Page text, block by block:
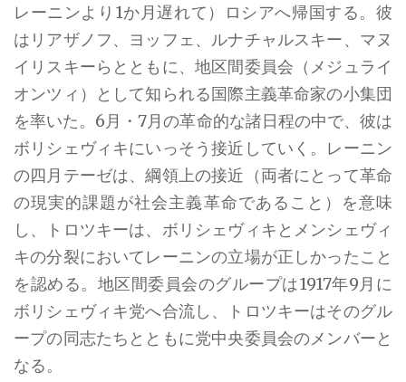
レーニンより1か月遅れて）ロシアへ帰国する。彼
はリアザノフ、ヨッフェ、ルナチャルスキー、マヌ
イリスキーらとともに、地区間委員会（メジュライ
オンツィ）として知られる国際主義革命家の小集団
を率いた。6月・7月の革命的な諸日程の中で、彼は
ボリシェヴィキにいっそう接近していく。レーニン
の四月テーゼは、綱領上の接近（両者にとって革命
の現実的課題が社会主義革命であること）を意味
し、トロツキーは、ボリシェヴィキとメンシェヴィ
キの分裂においてレーニンの立場が正しかったこと
を認める。地区間委員会のグループは1917年9月に
ボリシェヴィキ党へ合流し、トロツキーはそのグル
ープの同志たちとともに党中央委員会のメンバーと
なる。